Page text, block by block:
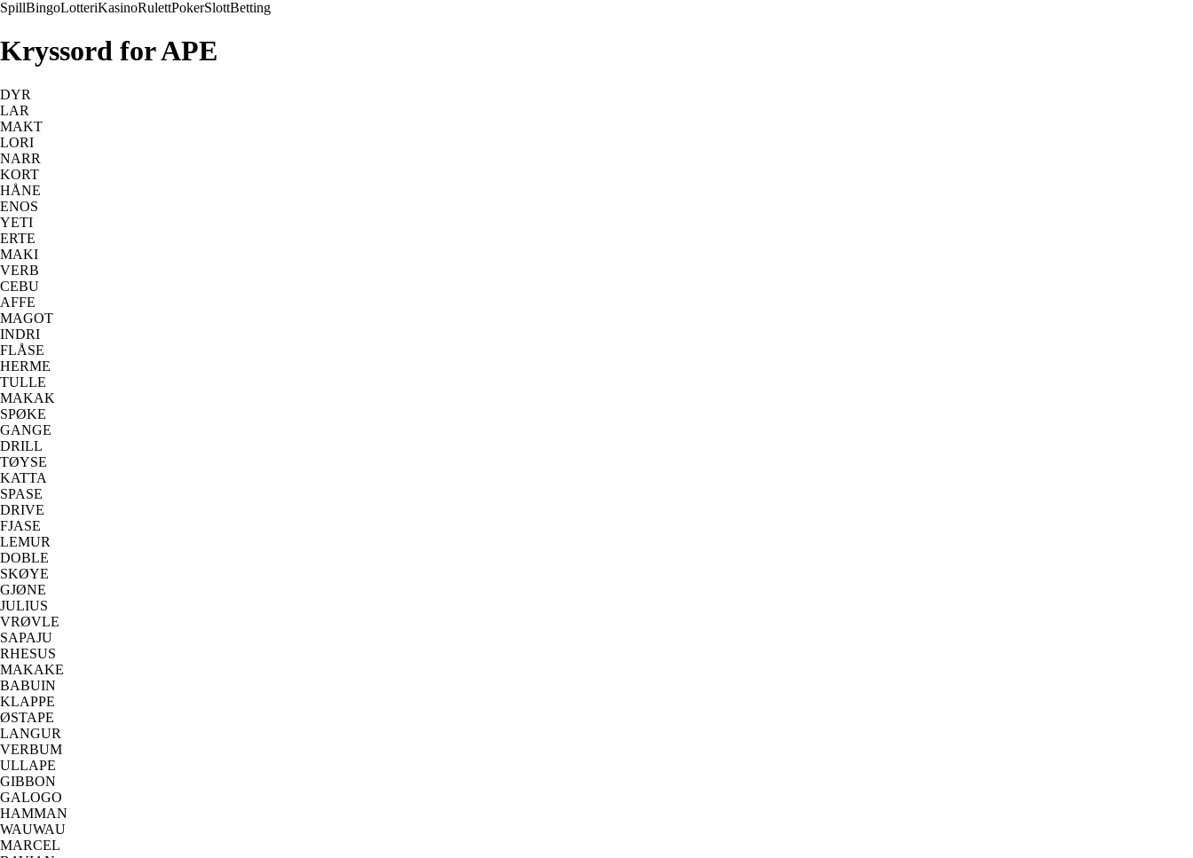
SpillBingoLotteriKasinoRulettPokerSlottBetting
Kryssord for APE
DYR
LAR
MAKT
LORI
NARR
KORT
HÅNE
ENOS
YETI
ERTE
MAKI
VERB
CEBU
AFFE
MAGOT
INDRI
FLÅSE
HERME
TULLE
MAKAK
SPØKE
GANGE
DRILL
TØYSE
KATTA
SPASE
DRIVE
FJASE
LEMUR
DOBLE
SKØYE
GJØNE
JULIUS
VRØVLE
SAPAJU
RHESUS
MAKAKE
BABUIN
KLAPPE
ØSTAPE
LANGUR
VERBUM
ULLAPE
GIBBON
GALOGO
HAMMAN
WAUWAU
MARCEL